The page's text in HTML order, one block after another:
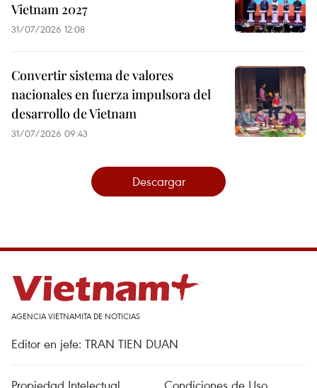
Vietnam 2027
31/07/2026 12:08
Convertir sistema de valores
nacionales en fuerza impulsora del
desarrollo de Vietnam
31/07/2026 09:43
Descargar
AGENCIA VIETNAMITA DE NOTICIAS
Editor en jefe: TRAN TIEN DUAN